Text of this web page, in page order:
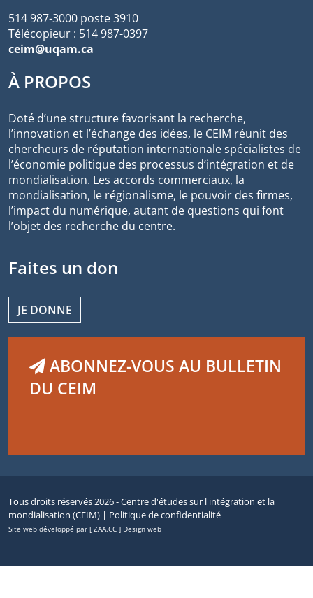
514 987-3000 poste 3910
Télécopieur : 514 987-0397
ceim@uqam.ca
À PROPOS
Doté d’une structure favorisant la recherche,
l’innovation et l’échange des idées, le CEIM réunit des
chercheurs de réputation internationale spécialistes de
l’économie politique des processus d’intégration et de
mondialisation. Les accords commerciaux, la
mondialisation, le régionalisme, le pouvoir des firmes,
l’impact du numérique, autant de questions qui font
l’objet des recherche du centre.
Faites un don
JE DONNE
ABONNEZ-VOUS AU BULLETIN
DU CEIM
Tous droits réservés 2026 - Centre d'études sur l'intégration et la
mondialisation (CEIM) | Politique de confidentialité
Site web développé par [ ZAA.CC ] Design web